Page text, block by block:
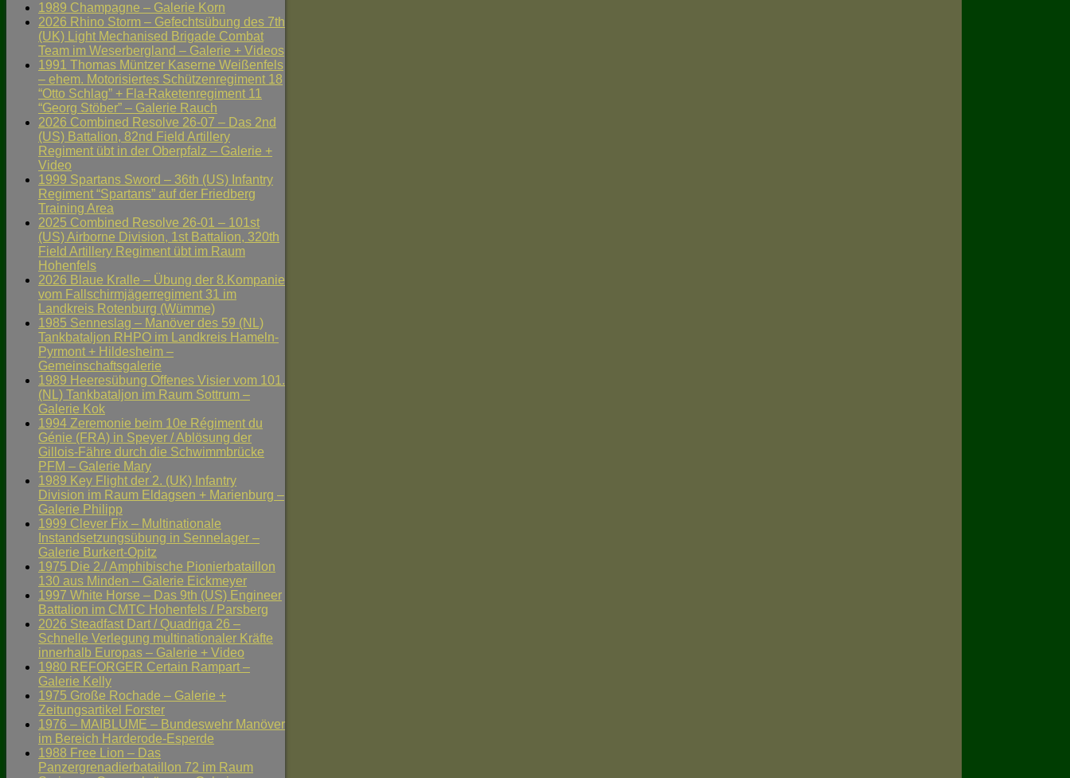
1989 Champagne – Galerie Korn
2026 Rhino Storm – Gefechtsübung des 7th
(UK) Light Mechanised Brigade Combat
Team im Weserbergland – Galerie + Videos
1991 Thomas Müntzer Kaserne Weißenfels
– ehem. Motorisiertes Schützenregiment 18
“Otto Schlag” + Fla-Raketenregiment 11
“Georg Stöber” – Galerie Rauch
2026 Combined Resolve 26-07 – Das 2nd
(US) Battalion, 82nd Field Artillery
Regiment übt in der Oberpfalz – Galerie +
Video
1999 Spartans Sword – 36th (US) Infantry
Regiment “Spartans” auf der Friedberg
Training Area
2025 Combined Resolve 26-01 – 101st
(US) Airborne Division, 1st Battalion, 320th
Field Artillery Regiment übt im Raum
Hohenfels
2026 Blaue Kralle – Übung der 8.Kompanie
vom Fallschirmjägerregiment 31 im
Landkreis Rotenburg (Wümme)
1985 Senneslag – Manöver des 59 (NL)
Tankbataljon RHPO im Landkreis Hameln-
Pyrmont + Hildesheim –
Gemeinschaftsgalerie
1989 Heeresübung Offenes Visier vom 101.
(NL) Tankbataljon im Raum Sottrum –
Galerie Kok
1994 Zeremonie beim 10e Régiment du
Génie (FRA) in Speyer / Ablösung der
Gillois-Fähre durch die Schwimmbrücke
PFM – Galerie Mary
1989 Key Flight der 2. (UK) Infantry
Division im Raum Eldagsen + Marienburg –
Galerie Philipp
1999 Clever Fix – Multinationale
Instandsetzungsübung in Sennelager –
Galerie Burkert-Opitz
1975 Die 2./ Amphibische Pionierbataillon
130 aus Minden – Galerie Eickmeyer
1997 White Horse – Das 9th (US) Engineer
Battalion im CMTC Hohenfels / Parsberg
2026 Steadfast Dart / Quadriga 26 –
Schnelle Verlegung multinationaler Kräfte
innerhalb Europas – Galerie + Video
1980 REFORGER Certain Rampart –
Galerie Kelly
1975 Große Rochade – Galerie +
Zeitungsartikel Forster
1976 – MAIBLUME – Bundeswehr Manöver
im Bereich Harderode-Esperde
1988 Free Lion – Das
Panzergrenadierbataillon 72 im Raum